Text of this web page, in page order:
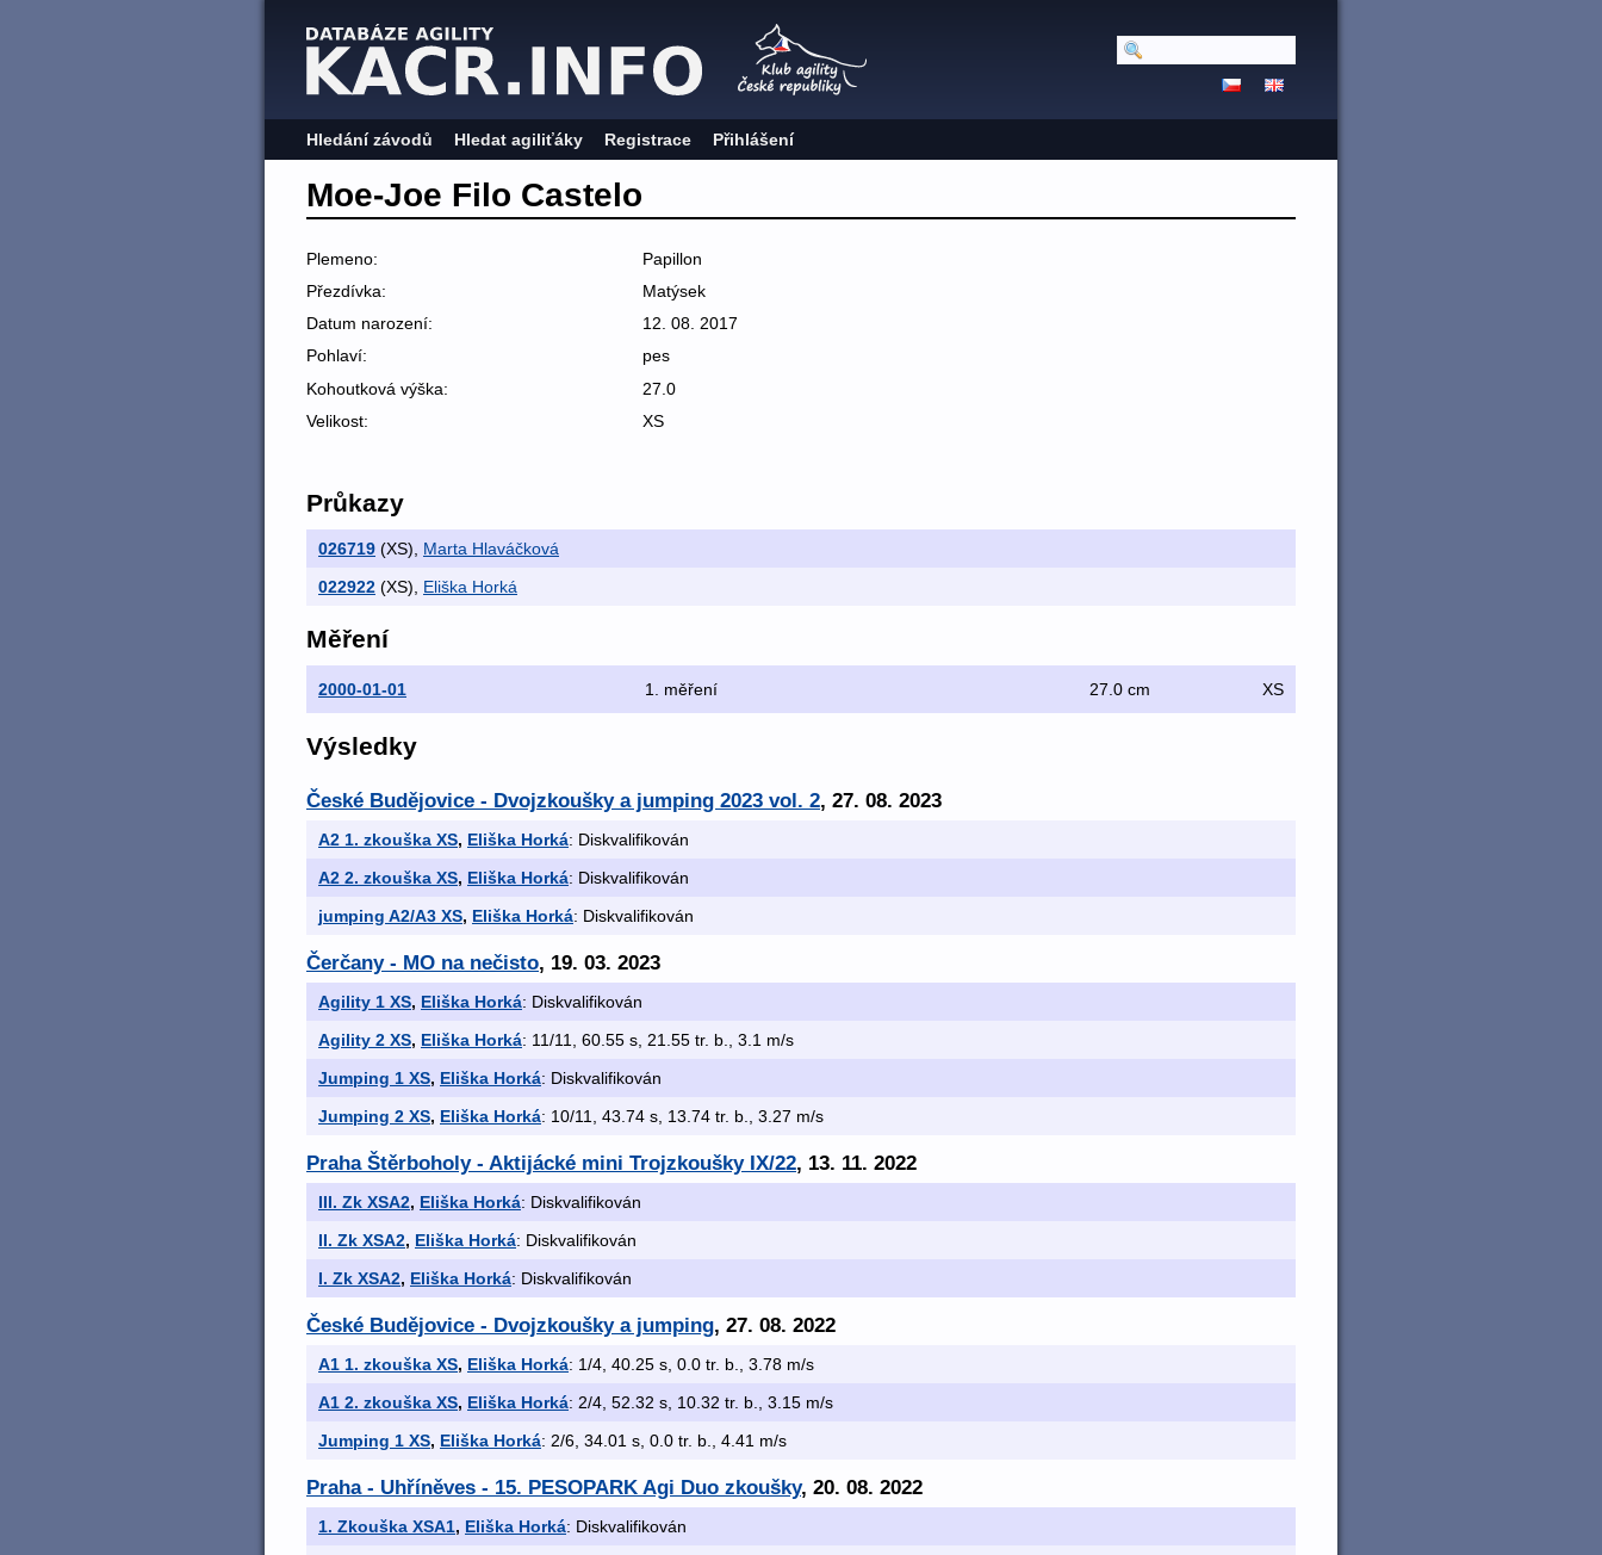
Hledání závodů Hledat agiliťáky Registrace Přihlášení
Moe-Joe Filo Castelo
Plemeno:
Papillon
Přezdívka:
Matýsek
Datum narození:
12. 08. 2017
Pohlaví:
pes
Kohoutková výška:
27.0
Velikost:
XS
Průkazy
026719 (XS), Marta Hlaváčková
022922 (XS), Eliška Horká
Měření
2000-01-01 1. měření 27.0 cm XS
Výsledky
České Budějovice - Dvojzkoušky a jumping 2023 vol. 2, 27. 08. 2023
A2 1. zkouška XS, Eliška Horká: Diskvalifikován
A2 2. zkouška XS, Eliška Horká: Diskvalifikován
jumping A2/A3 XS, Eliška Horká: Diskvalifikován
Čerčany - MO na nečisto, 19. 03. 2023
Agility 1 XS, Eliška Horká: Diskvalifikován
Agility 2 XS, Eliška Horká: 11/11, 60.55 s, 21.55 tr. b., 3.1 m/s
Jumping 1 XS, Eliška Horká: Diskvalifikován
Jumping 2 XS, Eliška Horká: 10/11, 43.74 s, 13.74 tr. b., 3.27 m/s
Praha Štěrboholy - Aktijácké mini Trojzkoušky IX/22, 13. 11. 2022
III. Zk XSA2, Eliška Horká: Diskvalifikován
II. Zk XSA2, Eliška Horká: Diskvalifikován
I. Zk XSA2, Eliška Horká: Diskvalifikován
České Budějovice - Dvojzkoušky a jumping, 27. 08. 2022
A1 1. zkouška XS, Eliška Horká: 1/4, 40.25 s, 0.0 tr. b., 3.78 m/s
A1 2. zkouška XS, Eliška Horká: 2/4, 52.32 s, 10.32 tr. b., 3.15 m/s
Jumping 1 XS, Eliška Horká: 2/6, 34.01 s, 0.0 tr. b., 4.41 m/s
Praha - Uhříněves - 15. PESOPARK Agi Duo zkoušky, 20. 08. 2022
1. Zkouška XSA1, Eliška Horká: Diskvalifikován